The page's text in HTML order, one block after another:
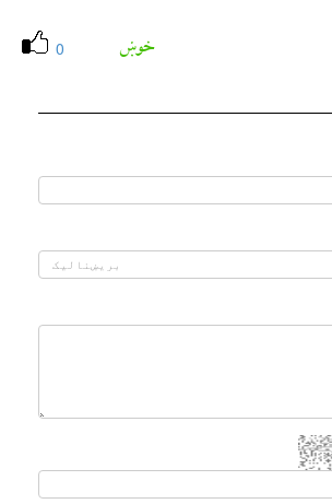
0 خوښ